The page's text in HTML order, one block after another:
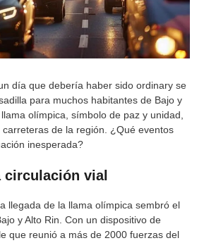
día que debería haber sido ordinary se
para muchos habitantes de Bajo y
olímpica, símbolo de paz y unidad,
de la región. ¿Qué eventos
inesperada?
circulación vial
llegada de la llama olímpica sembró el
y Alto Rin. Con un dispositivo de
que reunió a más de 2000 fuerzas del